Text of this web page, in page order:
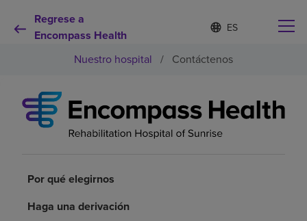
Regrese a
Encompass Health
Lista
de
contraída
d
o
s
e
e
Por qué debe elegirnos
Nuestro hospital / Contáctenos
Por qué elegirnos
Haga una derivación